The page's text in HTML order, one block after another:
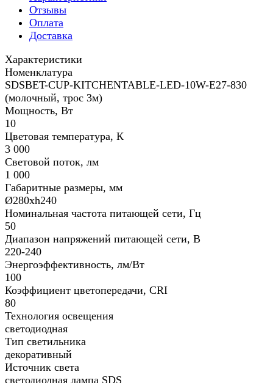
Отзывы
Оплата
Доставка
Характеристики
Номенклатура
SDSBET-CUP-KITCHENTABLE-LED-10W-E27-830
(молочный, трос 3м)
Мощность, Вт
10
Цветовая температура, К
3 000
Световой поток, лм
1 000
Габаритные размеры, мм
Ø280хh240
Номинальная частота питающей сети, Гц
50
Диапазон напряжений питающей сети, В
220-240
Энергоэффективность, лм/Вт
100
Коэффициент цветопередачи, CRI
80
Технология освещения
светодиодная
Тип светильника
декоративный
Источник света
светодиодная лампа SDS